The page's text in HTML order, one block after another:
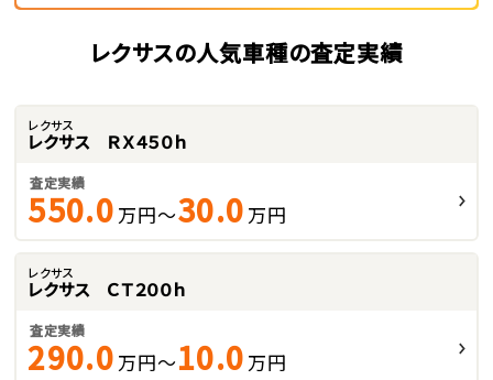
レクサスの人気車種の査定実績
レクサス
レクサス ＲＸ４５０ｈ
査定実績
550.0 万円～30.0 万円
レクサス
レクサス ＣＴ２００ｈ
査定実績
290.0 万円～10.0 万円